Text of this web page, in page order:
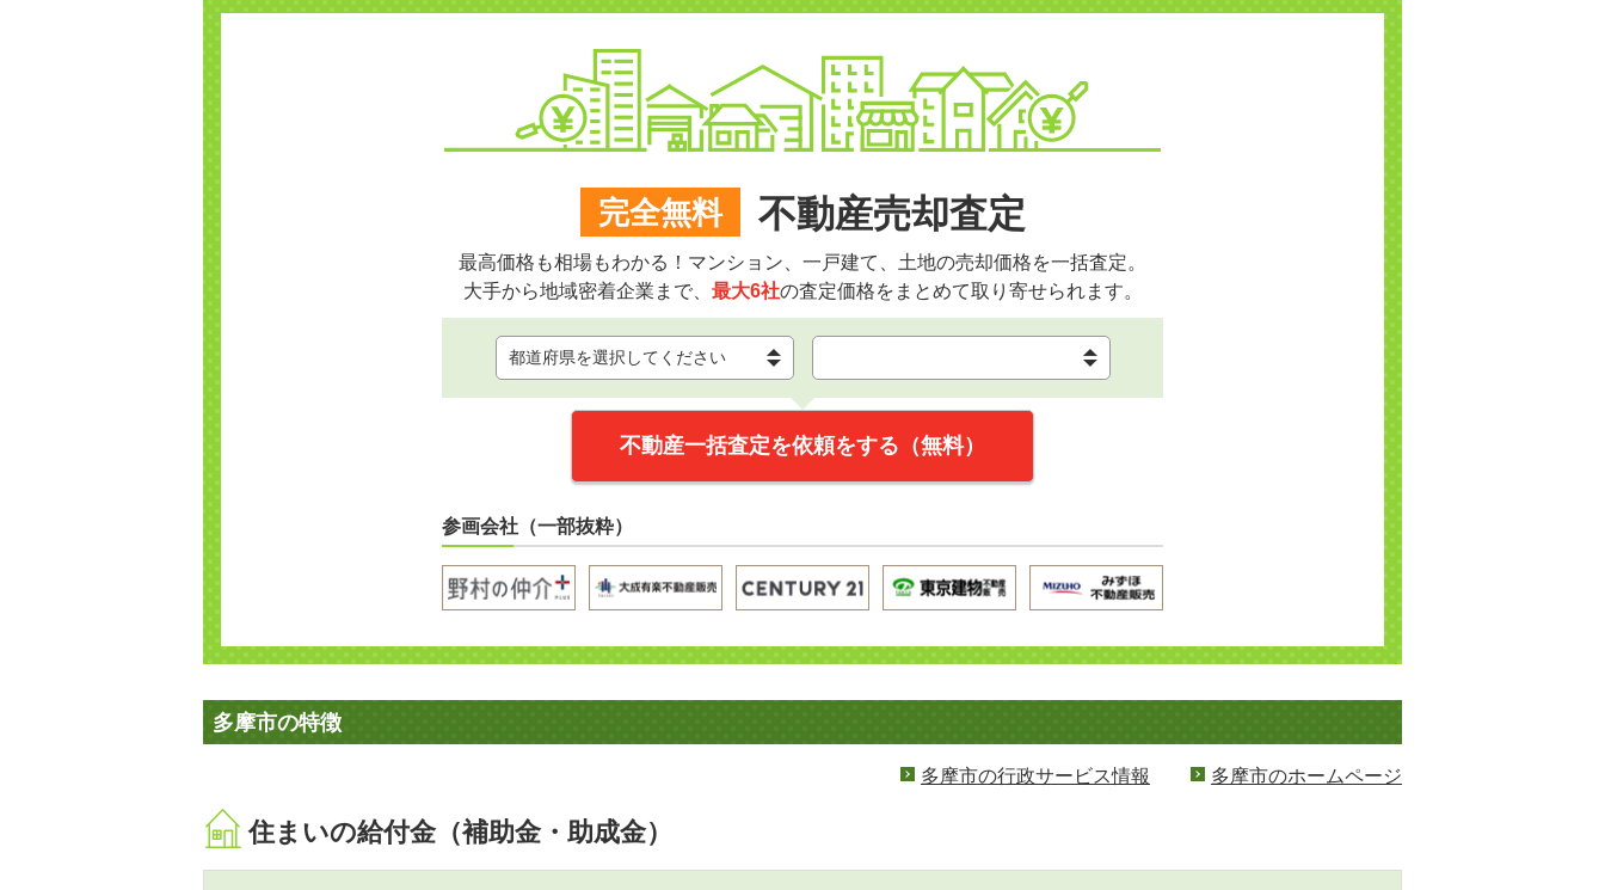
完全無料 不動産売却査定
最高価格も相場もわかる！マンション、一戸建て、土地の売却価格を一括査定。
大手から地域密着企業まで、 最大6社の査定価格をまとめて取り寄せられます。
不動産一括査定を依頼をする（無料）
参画会社（一部抜粋）
多摩市の特徴
多摩市の行政サービス情報 多摩市のホームページ
住まいの給付金（補助金・助成金）